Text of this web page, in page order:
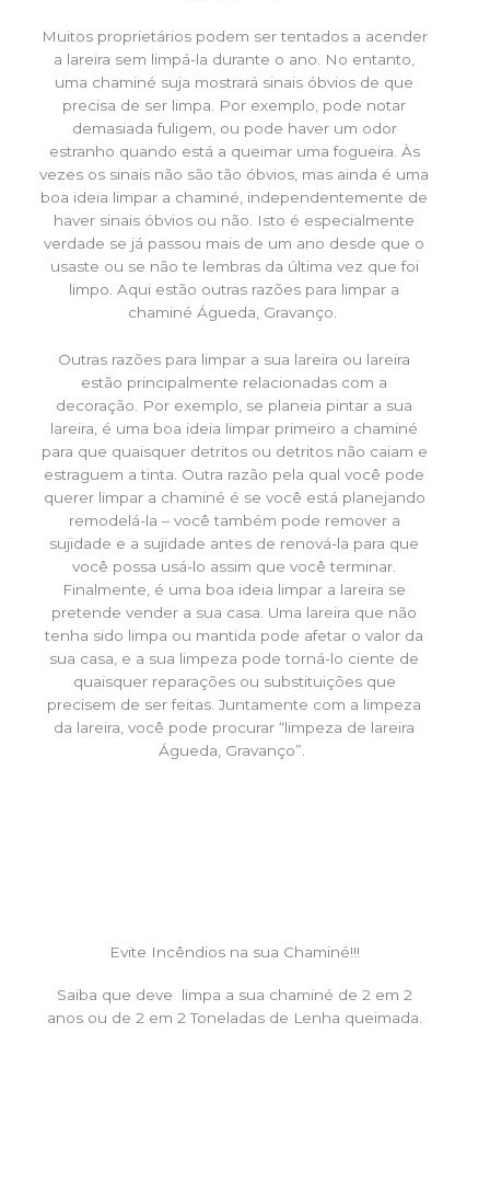
Muitos proprietários podem ser tentados a acender
a lareira sem limpá-la durante o ano. No entanto,
uma chaminé suja mostrará sinais óbvios de que
precisa de ser limpa. Por exemplo, pode notar
demasiada fuligem, ou pode haver um odor
estranho quando está a queimar uma fogueira. Às
vezes os sinais não são tão óbvios, mas ainda é uma
boa ideia limpar a chaminé, independentemente de
haver sinais óbvios ou não. Isto é especialmente
verdade se já passou mais de um ano desde que o
usaste ou se não te lembras da última vez que foi
limpo. Aqui estão outras razões para limpar a
chaminé Águeda, Gravanço.
Outras razões para limpar a sua lareira ou lareira
estão principalmente relacionadas com a
decoração. Por exemplo, se planeia pintar a sua
lareira, é uma boa ideia limpar primeiro a chaminé
para que quaisquer detritos ou detritos não caiam e
estraguem a tinta. Outra razão pela qual você pode
querer limpar a chaminé é se você está planejando
remodelá-la – você também pode remover a
sujidade e a sujidade antes de renová-la para que
você possa usá-lo assim que você terminar.
Finalmente, é uma boa ideia limpar a lareira se
pretende vender a sua casa. Uma lareira que não
tenha sido limpa ou mantida pode afetar o valor da
sua casa, e a sua limpeza pode torná-lo ciente de
quaisquer reparações ou substituições que
precisem de ser feitas. Juntamente com a limpeza
da lareira, você pode procurar “limpeza de lareira
Águeda, Gravanço”.
Evite Incêndios na sua Chaminé!!!
Saiba que deve limpa a sua chaminé de 2 em 2
anos ou de 2 em 2 Toneladas de Lenha queimada.